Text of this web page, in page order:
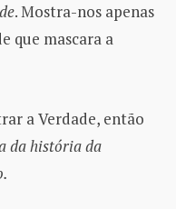
. Mostra-nos apenas
que mascara a
a Verdade, então
da história da